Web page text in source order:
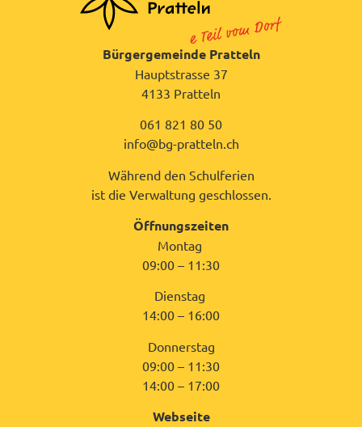
Bürgergemeinde Pratteln
Hauptstrasse 37
4133 Pratteln
061 821 80 50
info@bg-pratteln.ch
Während den Schulferien
ist die Verwaltung geschlossen.
Öffnungszeiten
Montag
09:00 – 11:30
Dienstag
14:00 – 16:00
Donnerstag
09:00 – 11:30
14:00 – 17:00
Webseite